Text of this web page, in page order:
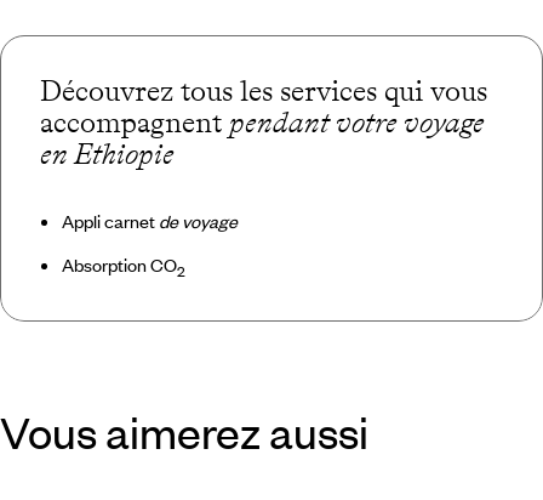
Découvrez tous les services qui vous
accompagnent pendant votre voyage
en Ethiopie
Appli carnet de voyage
Absorption CO2
Vous aimerez aussi